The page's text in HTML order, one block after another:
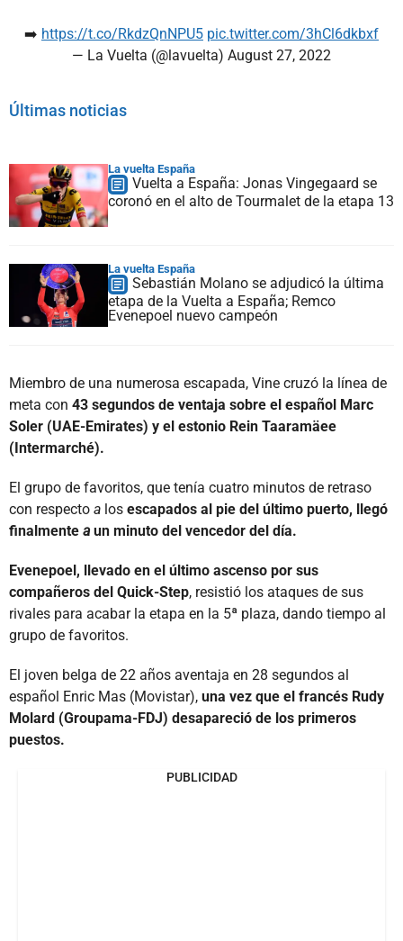
➡️ https://t.co/RkdzQnNPU5 pic.twitter.com/3hCl6dkbxf
— La Vuelta (@lavuelta) August 27, 2022
Últimas noticias
La vuelta España
Vuelta a España: Jonas Vingegaard se
coronó en el alto de Tourmalet de la etapa 13
La vuelta España
Sebastián Molano se adjudicó la última
etapa de la Vuelta a España; Remco
Evenepoel nuevo campeón
Miembro de una numerosa escapada, Vine cruzó la línea de
meta con 43 segundos de ventaja sobre el español Marc
Soler (UAE-Emirates) y el estonio Rein Taaramäee
(Intermarché).
El grupo de favoritos, que tenía cuatro minutos de retraso
con respecto a los escapados al pie del último puerto, llegó
finalmente aun minuto del vencedor del día.
Evenepoel, llevado en el último ascenso por sus
compañeros del Quick-Step, resistió los ataques de sus
rivales para acabar la etapa en la 5ª plaza, dando tiempo al
grupo de favoritos.
El joven belga de 22 años aventaja en 28 segundos al
español Enric Mas (Movistar), una vez que el francés Rudy
Molard (Groupama-FDJ) desapareció de los primeros
puestos.
PUBLICIDAD